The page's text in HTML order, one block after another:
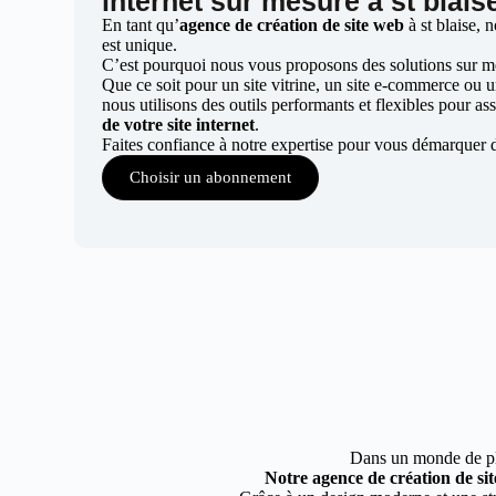
En tant qu’agence de création de site web à st blaise,
est unique.
C’est pourquoi nous vous proposons des solutions sur
Que ce soit pour un site vitrine, un site e-commerce ou
nous utilisons des outils performants et flexibles pour
de votre site internet.
Faites confiance à notre expertise pour vous démarquer
Choisir un abonnement
Dans un monde de
Notre agence de création de